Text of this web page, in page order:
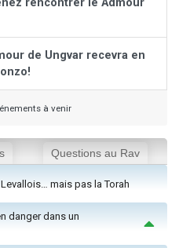
rencontrer le Admour
de Ungvar recevra en
à venir
Questions au Rav
mais pas la Torah
danger dans un